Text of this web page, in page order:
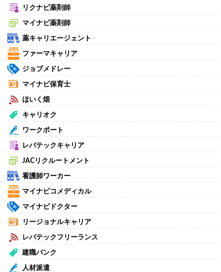
リクナビ薬剤師
マイナビ薬剤師
薬キャリエージェント
ファーマキャリア
ジョブメドレー
マイナビ保育士
ほいく畑
キャリオク
ワークポート
レバテックキャリア
JACリクルートメント
看護師ワーカー
マイナビコメディカル
マイナビドクター
リージョナルキャリア
レバテックフリーランス
建職バンク
人材派遣